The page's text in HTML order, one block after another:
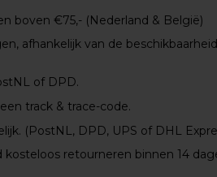
boven €75,- (Nederland & België)
afhankelijk van de
of DPD.
track & trace-code.
(PostNL, DPD, UPS of DHL
retourneren binnen 14